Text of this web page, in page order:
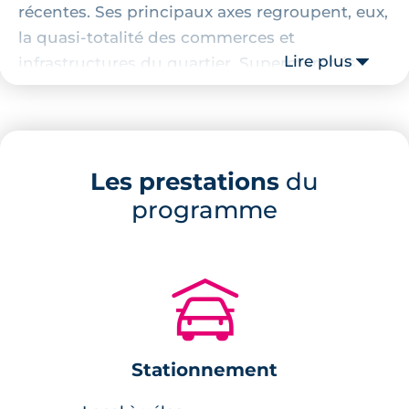
récentes. Ses principaux axes regroupent, eux,
la quasi-totalité des commerces et
infrastructures du quartier. Supermarchés,
commerces alimentaires, banques,
métro, permettant de facilement rejoindre
l’hypercentre de Toulouse. La gare Saint-Agne
habitants du quartier.
Localisation de la résidence
Cette résidence prendra place à l’Ouest du
Lire plus
Les prestations du
programme
🚗
Stationnement